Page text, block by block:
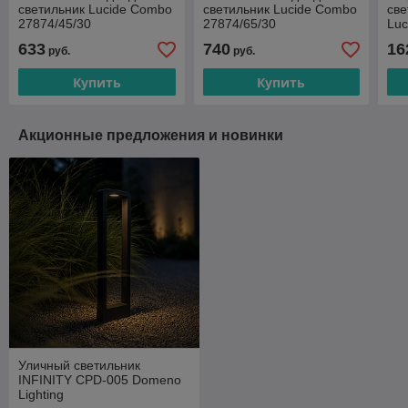
светильник Lucide Combo
27874/45/30
633 руб.
Купить
светильник Lucide Combo
27874/65/30
740руб.
Купить
Акционные предложения и новинки
Уличный светильник
INFINITY CPD-005 Domeno
Lighting